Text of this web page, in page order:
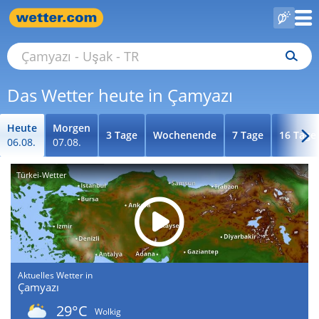
Das Wetter heute in Çamyazı
Heute
06.08.
Morgen
07.08.
3 Tage Wochenende 7 Tage 16 Tage
Türkei-Wetter
Aktuelles Wetter in
Çamyazı
29°C
Wolkig